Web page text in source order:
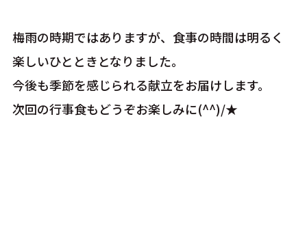
梅雨の時期ではありますが、食事の時間は明るく
楽しいひとときとなりました。
今後も季節を感じられる献立をお届けします。
次回の行事食もどうぞお楽しみに(^^)/★